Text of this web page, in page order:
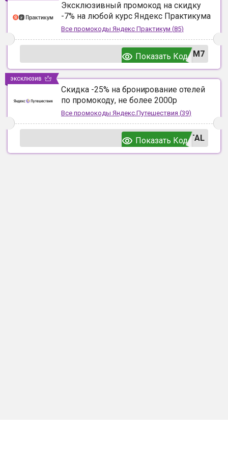
Эксклюзивный промокод на скидку
-7% на любой курс Яндекс Практикума
Все промокоды Яндекс Практикум (85)
UM7
Показать Код
Скидка -25% на бронирование отелей
по промокоду, не более 2000р
Все промокоды Яндекс.Путешествия (39)
TAL
Показать Код
эксклюзив